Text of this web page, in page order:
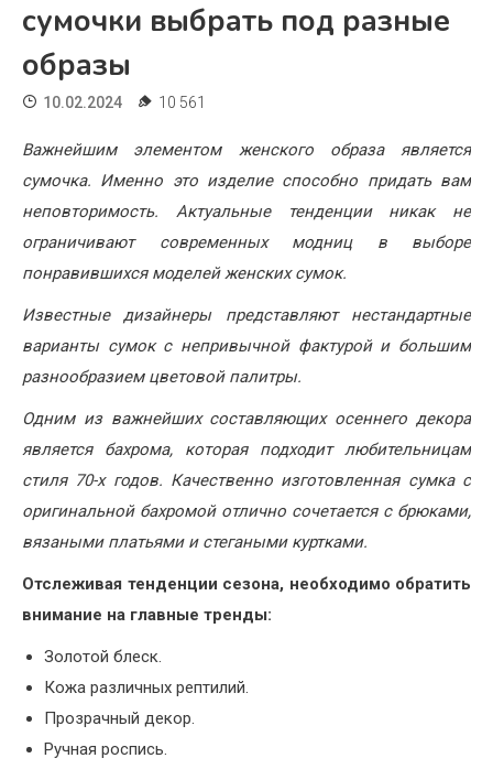
Жизнь
Хобби
Красота
Недвижимость
сумочки выбрать под разные
образы
10.02.2024 10 561
Важнейшим элементом женского образа является
сумочка. Именно это изделие способно придать вам
неповторимость. Актуальные тенденции никак не
ограничивают современных модниц в выборе
понравившихся моделей женских сумок.
Известные дизайнеры представляют нестандартные
варианты сумок с непривычной фактурой и большим
разнообразием цветовой палитры.
Одним из важнейших составляющих осеннего декора
является бахрома, которая подходит любительницам
стиля 70-х годов. Качественно изготовленная сумка с
оригинальной бахромой отлично сочетается с брюками,
вязаными платьями и стегаными куртками.
Отслеживая тенденции сезона, необходимо обратить
внимание на главные тренды:
Золотой блеск.
Кожа различных рептилий.
Прозрачный декор.
Ручная роспись.